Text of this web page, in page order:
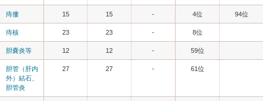
痔瘻 15 15 - 4位 94位
痔核 23 23 - 8位
胆嚢炎等 12 12 - 59位
胆管（肝内
外）結石、
胆管炎
27 27 - 61位